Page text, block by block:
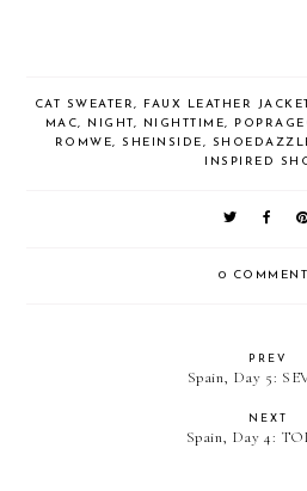
CAT SWEATER, FAUX LEATHER
MAC, NIGHT, NIGHTTIME,
ROMWE,SHEINSIDE,
INSPIRED
0
PREV
Spain, Day 5:
NEXT
Spain, Day 4: